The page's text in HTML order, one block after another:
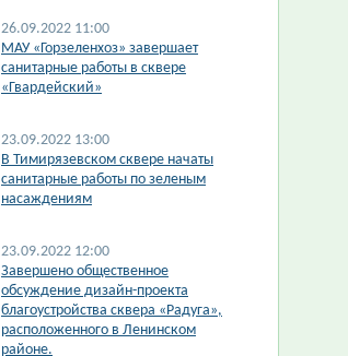
26.09.2022 11:00
​МАУ «Горзеленхоз» завершает
санитарные работы в сквере
«Гвардейский»
23.09.2022 13:00
В Тимирязевском сквере начаты
санитарные работы по зеленым
насаждениям
23.09.2022 12:00
Завершено общественное
обсуждение дизайн-проекта
благоустройства сквера «Радуга»,
расположенного в Ленинском
районе.